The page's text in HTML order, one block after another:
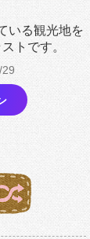
いる観光地を
トです。